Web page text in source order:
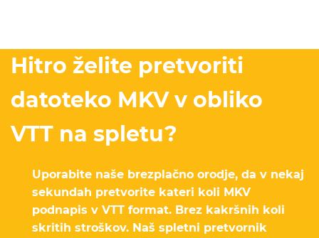
Hitro želite pretvoriti
datoteko MKV v obliko
VTT na spletu?
Uporabite naše brezplačno orodje, da v nekaj
sekundah pretvorite kateri koli MKV
podnapis v VTT format. Brez kakršnih koli
skritih stroškov. Naš spletni pretvornik